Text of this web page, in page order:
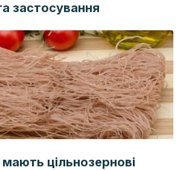
застосування
мають цільнозернові